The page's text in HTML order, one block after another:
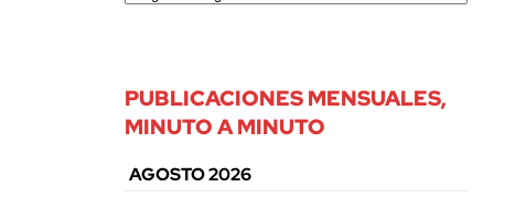
PUBLICACIONES MENSUALES,
MINUTO A MINUTO
AGOSTO 2026